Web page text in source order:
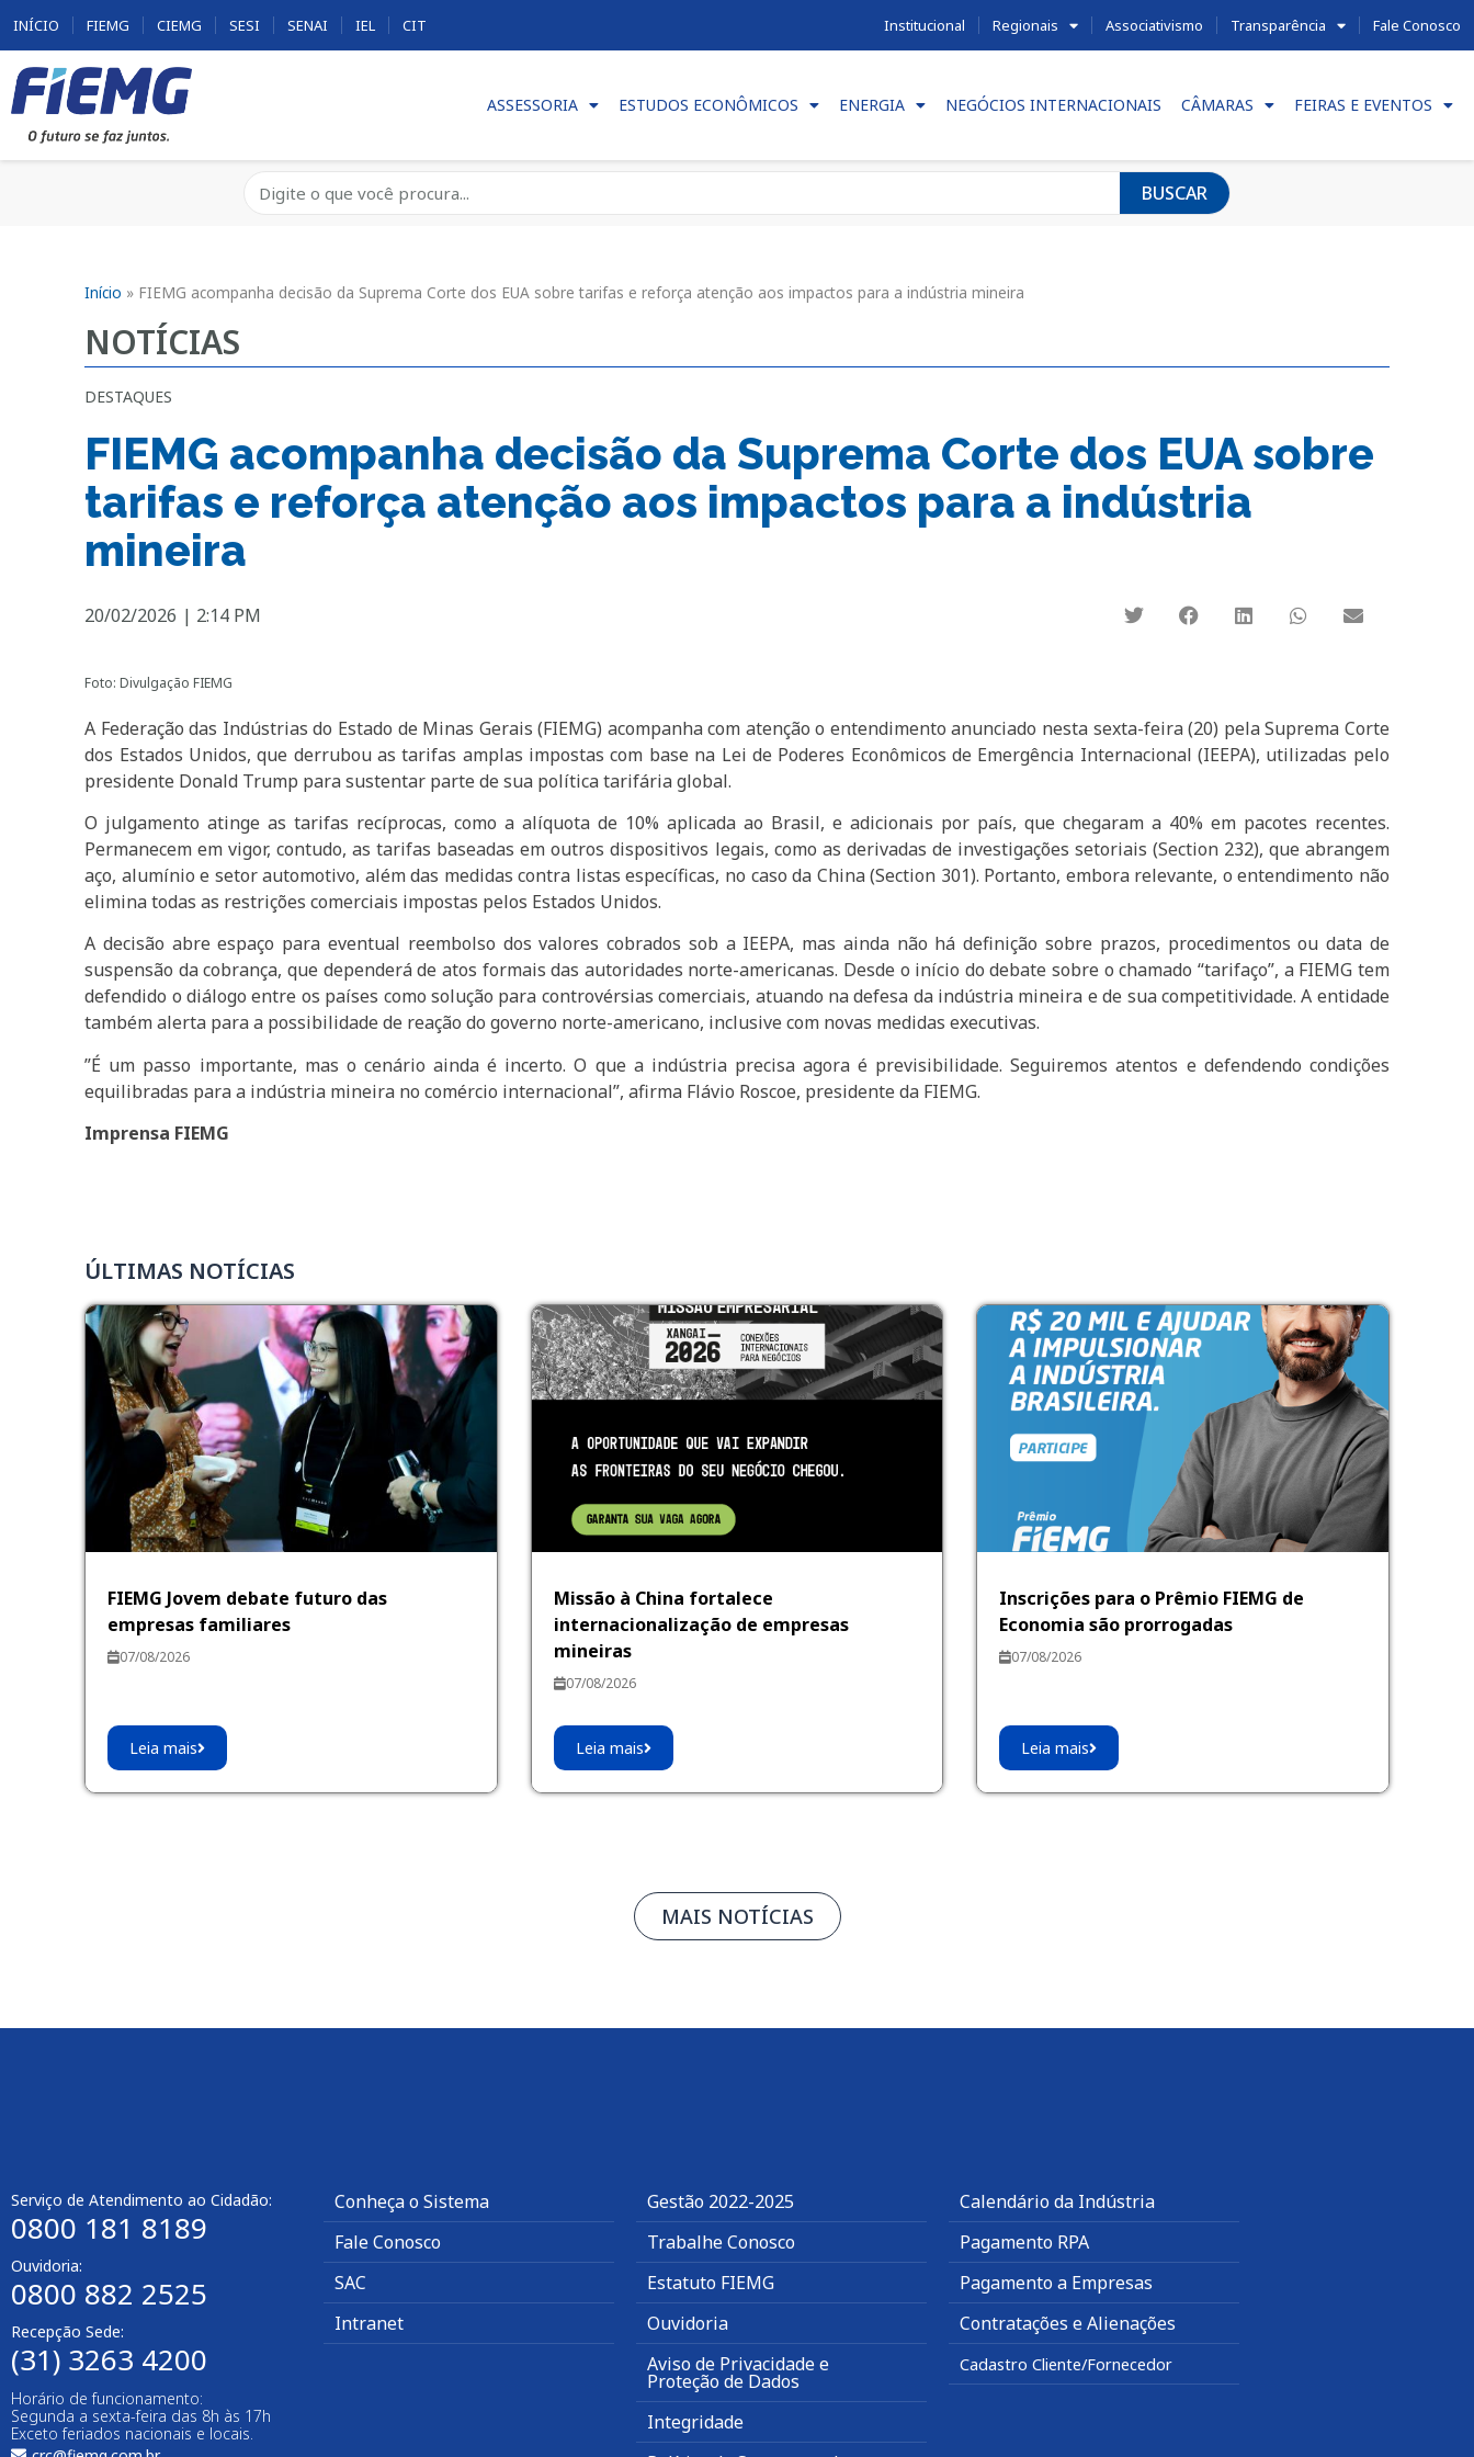
INÍCIO FIEMG CIEMG SESI SENAI IEL CIT Institucional Regionais Associativismo Transparência Fale Conosco
ASSESSORIA ESTUDOS ECONÔMICOS ENERGIA NEGÓCIOS INTERNACIONAIS CÂMARAS FEIRAS E EVENTOS
BUSCAR
Início » FIEMG acompanha decisão da Suprema Corte dos EUA sobre tarifas e reforça atenção aos impactos para a indústria mineira
NOTÍCIAS
DESTAQUES
FIEMG acompanha decisão da Suprema Corte dos EUA sobre
tarifas e reforça atenção aos impactos para a indústria
mineira
20/02/2026 | 2:14 PM
Foto: Divulgação FIEMG
A Federação das Indústrias do Estado de Minas Gerais (FIEMG) acompanha com atenção o entendimento anunciado nesta sexta-feira (20) pela Suprema Corte
dos Estados Unidos, que derrubou as tarifas amplas impostas com base na Lei de Poderes Econômicos de Emergência Internacional (IEEPA), utilizadas pelo
presidente Donald Trump para sustentar parte de sua política tarifária global.
O julgamento atinge as tarifas recíprocas, como a alíquota de 10% aplicada ao Brasil, e adicionais por país, que chegaram a 40% em pacotes recentes.
Permanecem em vigor, contudo, as tarifas baseadas em outros dispositivos legais, como as derivadas de investigações setoriais (Section 232), que abrangem
aço, alumínio e setor automotivo, além das medidas contra listas específicas, no caso da China (Section 301). Portanto, embora relevante, o entendimento não
elimina todas as restrições comerciais impostas pelos Estados Unidos.
A decisão abre espaço para eventual reembolso dos valores cobrados sob a IEEPA, mas ainda não há definição sobre prazos, procedimentos ou data de
suspensão da cobrança, que dependerá de atos formais das autoridades norte-americanas. Desde o início do debate sobre o chamado “tarifaço”, a FIEMG tem
defendido o diálogo entre os países como solução para controvérsias comerciais, atuando na defesa da indústria mineira e de sua competitividade. A entidade
também alerta para a possibilidade de reação do governo norte-americano, inclusive com novas medidas executivas.
”É um passo importante, mas o cenário ainda é incerto. O que a indústria precisa agora é previsibilidade. Seguiremos atentos e defendendo condições
equilibradas para a indústria mineira no comércio internacional”, afirma Flávio Roscoe, presidente da FIEMG.
Imprensa FIEMG
ÚLTIMAS NOTÍCIAS
FIEMG Jovem debate futuro das
empresas familiares
07/08/2026
Leia mais
Missão à China fortalece
internacionalização de empresas
mineiras
07/08/2026
Leia mais
Inscrições para o Prêmio FIEMG de
Economia são prorrogadas
07/08/2026
Leia mais
MAIS NOTÍCIAS
Serviço de Atendimento ao Cidadão:
0800 181 8189
Ouvidoria:
0800 882 2525
Recepção Sede:
(31) 3263 4200
Horário de funcionamento:
Segunda a sexta-feira das 8h às 17h
Exceto feriados nacionais e locais.
Conheça o Sistema
Fale Conosco
SAC
Intranet
Gestão 2022-2025
Trabalhe Conosco
Estatuto FIEMG
Ouvidoria
Aviso de Privacidade e
Proteção de Dados
Integridade
Calendário da Indústria
Pagamento RPA
Pagamento a Empresas
Contratações e Alienações
Cadastro Cliente/Fornecedor